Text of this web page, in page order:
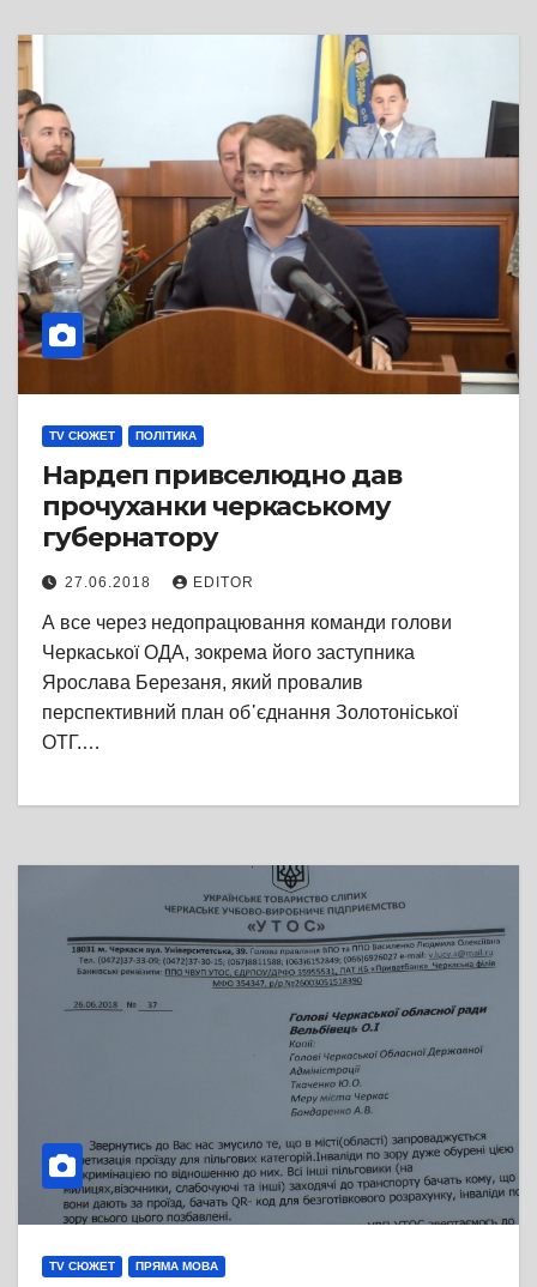
TV СЮЖЕТ ПОЛІТИКА
Нардеп привселюдно дав
прочуханки черкаському
губернатору
27.06.2018 EDITOR
А все через недопрацювання команди голови
Черкаської ОДА, зокрема його заступника
Ярослава Березаня, який провалив
перспективний план об᾽єднання Золотоніської
ОТГ.…
TV СЮЖЕТ ПРЯМА МОВА